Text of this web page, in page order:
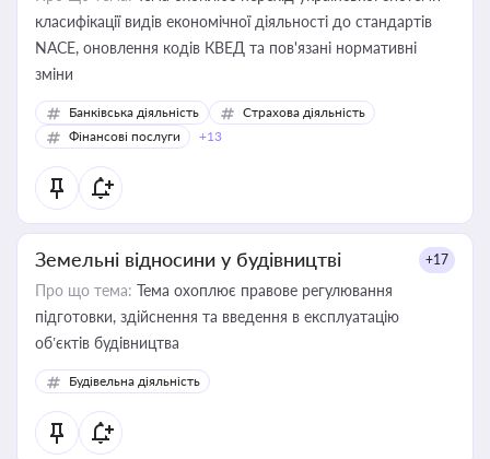
класифікації видів економічної діяльності до стандартів
NACE, оновлення кодів КВЕД та пов'язані нормативні
зміни
Банківська діяльність
Страхова діяльність
Фінансові послуги
+13
Земельні відносини у будівництві +17
Про що тема: Тема охоплює правове регулювання
підготовки, здійснення та введення в експлуатацію
об’єктів будівництва
Будівельна діяльність